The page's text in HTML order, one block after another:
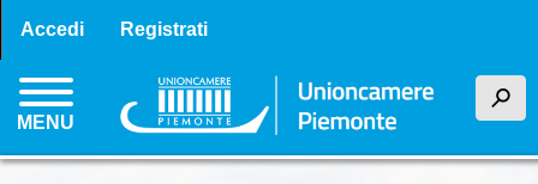
contenuto
principale
Menu profilo utente
Accedi Registrati
MENU
h